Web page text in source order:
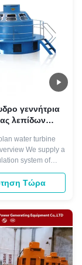
power changed
...
γεννήτρια
λεπίδων
ενέργειας
water turbine
We supply a
system of
adjustable
double regulation
turbines provide
The
of the
allows for larger
Τώρα